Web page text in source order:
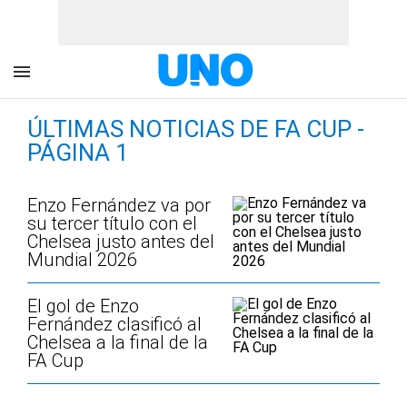
ÚLTIMAS NOTICIAS DE FA CUP -
PÁGINA 1
Enzo Fernández va por
su tercer título con el
Chelsea justo antes del
Mundial 2026
El gol de Enzo
Fernández clasificó al
Chelsea a la final de la
FA Cup